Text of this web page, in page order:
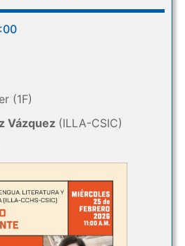
(1F)
Vázquez (ILLA-CSIC)